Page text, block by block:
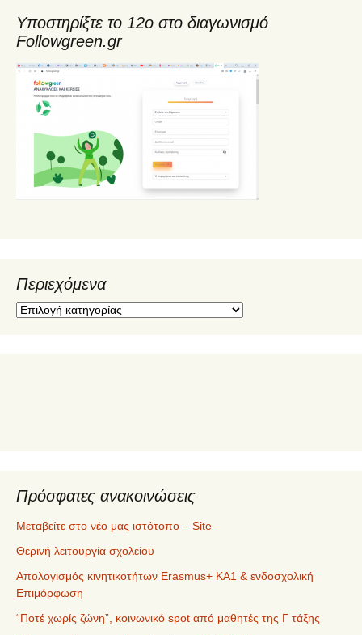
Υποστηρίξτε το 12ο στο διαγωνισμό
Followgreen.gr
Περιεχόμενα
Π
Πρόσφατες ανακοινώσεις
Μεταβείτε στο νέο μας ιστότοπο – Site
Θερινή λειτουργία σχολείου
Απολογισμός κινητικοτήτων Erasmus+ ΚΑ1 & ενδοσχολική
Επιμόρφωση
“Ποτέ χωρίς ζώνη”, κοινωνικό spot από μαθητές της Γ τάξης